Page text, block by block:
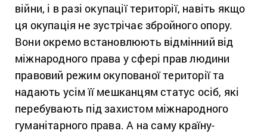
війни, і в разі окупації території, навіть якщо
ця окупація не зустрічає збройного опору.
Вони окремо встановлюють відмінний від
міжнародного права у сфері прав людини
правовий режим окупованої території та
надають усім її мешканцям статус осіб, які
перебувають під захистом міжнародного
гуманітарного права. А на саму країну-